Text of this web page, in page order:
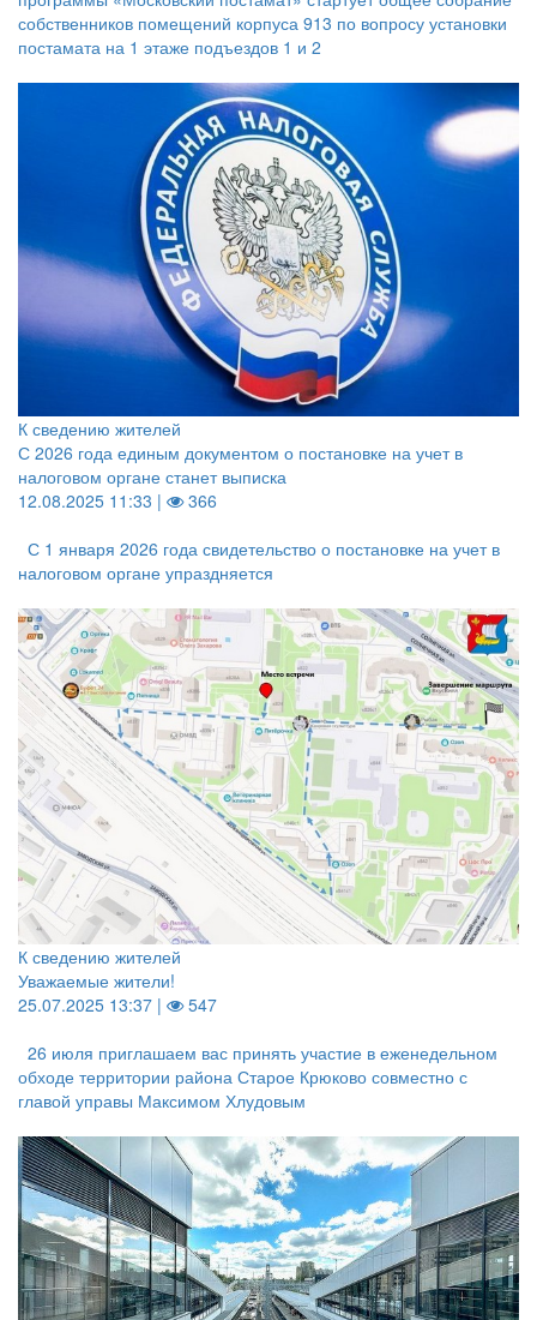
собственников помещений корпуса 913 по вопросу установки
постамата на 1 этаже подъездов 1 и 2
К сведению жителей
С 2026 года единым документом о постановке на учет в
налоговом органе станет выписка
12.08.2025 11:33 |
366
С 1 января 2026 года свидетельство о постановке на учет в
налоговом органе упраздняется
К сведению жителей
Уважаемые жители!
25.07.2025 13:37 |
547
26 июля приглашаем вас принять участие в еженедельном
обходе территории района Старое Крюково совместно с
главой управы Максимом Хлудовым